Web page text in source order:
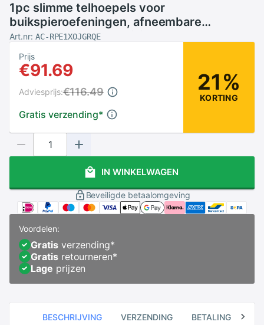
1pc slimme telhoepels voor
buikspieroefeningen, afneembare
taillehoepels voor meisjes, dames en
gezinnen
Art.nr: AC-RPE1XOJGRQE
Prijs
€91.69
Gratis verzending*
Adviesprijs:€116.49 21%
KORTING
IN WINKELWAGEN
Beveiligde betaalomgeving
Voordelen:
Gratisverzending*
Gratisretourneren*
Lage prijzen
BESCHRIJVING VERZENDING BETALING